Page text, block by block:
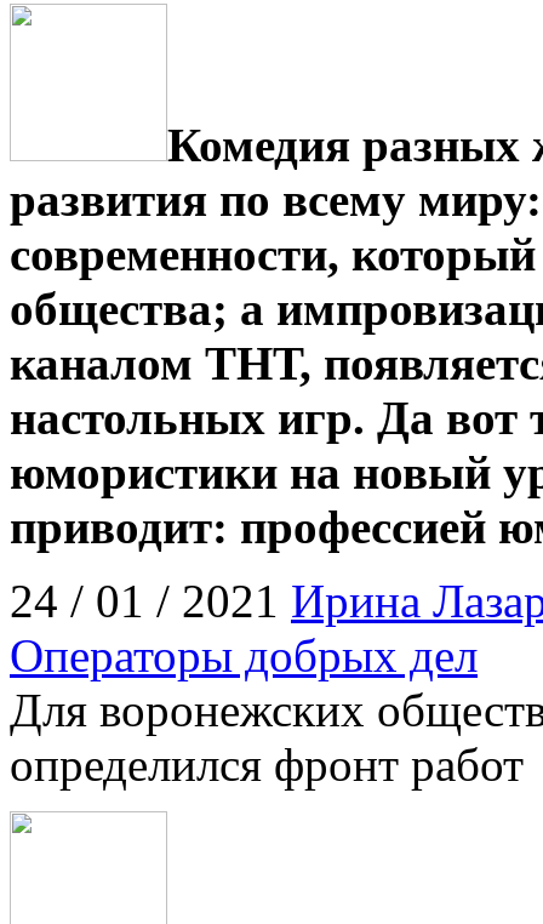
Комедия разных
развития по всему
современности,
общества; а
каналом ТНТ,
настольных игр. Да вот
юмористики на новый
приводит: профессией
24 / 01 / 2021 Ирина
Операторы добрых дел
Для воронежских
определился фронт работ